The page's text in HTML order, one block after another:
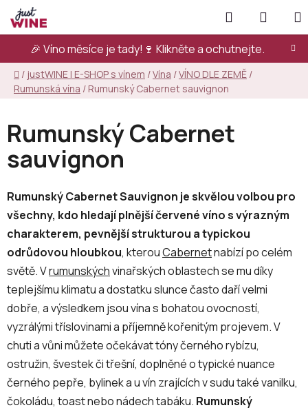
Přejít
na
obsah
🎉 Víno měsíce je tady!🍷 Klikněte a ochutnejte.
Hledat
KOŠÍK
Domů
/ justWINE | E-SHOP s vínem /Vína /VÍNO DLE ZEMĚ /
Rumunská vína / Rumunský Cabernet sauvignon
Rumunský Cabernet
sauvignon
Rumunský Cabernet Sauvignon je skvělou volbou pro
všechny, kdo hledají plnější červené víno s výrazným
charakterem, pevnější strukturou a typickou
odrůdovou hloubkou, kterouCabernetnabízí po celém
světě. Vrumunskýchvinařských oblastech se mu díky
teplejšímu klimatu a dostatku slunce často daří velmi
dobře, a výsledkem jsou vína s bohatou ovocností,
vyzrálými tříslovinami a příjemně kořenitým projevem. V
chuti a vůni můžete očekávat tóny černého rybízu,
ostružin, švestek či třešní, doplněné o typické nuance
černého pepře, bylinek a u vín zrajících v sudu také vanilku,
čokoládu, toast nebo nádech tabáku. Rumunský